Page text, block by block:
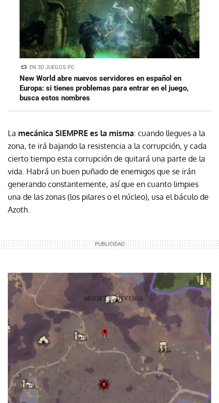
EN 3D JUEGOS PC
New World abre nuevos servidores en español en
Europa: si tienes problemas para entrar en el juego,
busca estos nombres
La mecánica SIEMPRE es la misma: cuando llegues a la
zona, te irá bajando la resistencia a la corrupción, y cada
cierto tiempo esta corrupción de quitará una parte de la
vida. Habrá un buen puñado de enemigos que se irán
generando constantemente, así que en cuanto limpies
una de las zonas (los pilares o el núcleo), usa el báculo de
Azoth.